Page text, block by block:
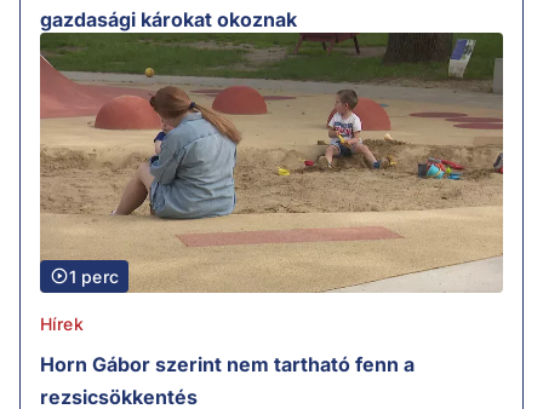
gazdasági károkat okoznak
1 perc
Hírek
Horn Gábor szerint nem tartható fenn a
rezsicsökkentés